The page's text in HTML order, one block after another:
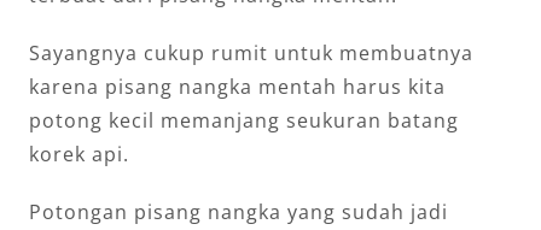
Sayangnya cukup rumit untuk membuatnya
karena pisang nangka mentah harus kita
potong kecil memanjang seukuran batang
korek api.
Potongan pisang nangka yang sudah jadi